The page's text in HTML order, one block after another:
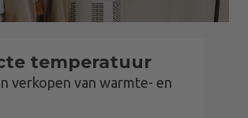
temperatuur
verkopen van warmte- en